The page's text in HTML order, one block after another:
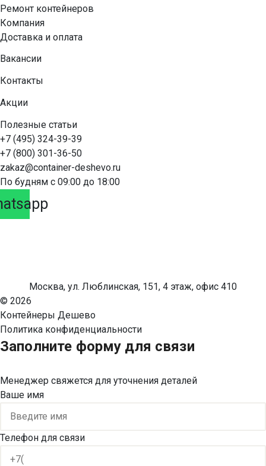
Ремонт контейнеров
Компания
Доставка и оплата
Вакансии
Контакты
Акции
Полезные статьи
+7 (495) 324-39-39
+7 (800) 301-36-50
zakaz@container-deshevo.ru
По будням с 09:00 до 18:00
Москва, ул. Люблинская, 151, 4 этаж, офис 410
© 2026
Контейнеры Дешево
Политика конфиденциальности
Заполните форму для связи
Менеджер свяжется для уточнения деталей
Ваше имя
Телефон для связи